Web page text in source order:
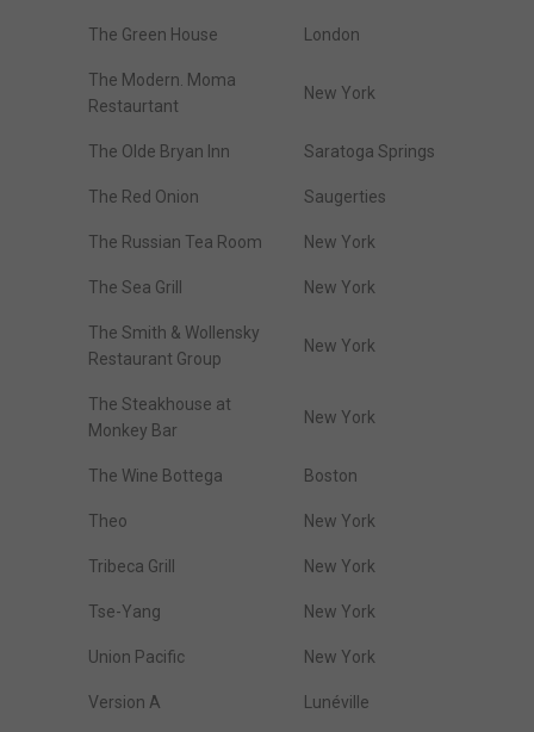
The Green House London
The Modern. Moma
Restaurtant
New York
The Olde Bryan Inn Saratoga Springs
The Red Onion Saugerties
The Russian Tea Room New York
The Sea Grill New York
The Smith & Wollensky
Restaurant Group
New York
The Steakhouse at
Monkey Bar
New York
The Wine Bottega Boston
Theo New York
Tribeca Grill New York
Tse-Yang New York
Union Pacific New York
Version A Lunéville